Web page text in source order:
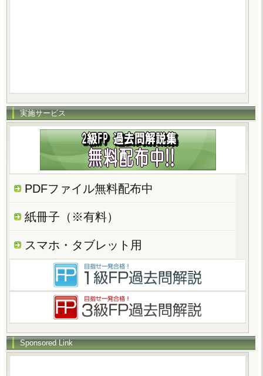
実施サービス
PDFファイル無料配布中
紙冊子（※有料）
スマホ・タブレット用
Sponsored Link